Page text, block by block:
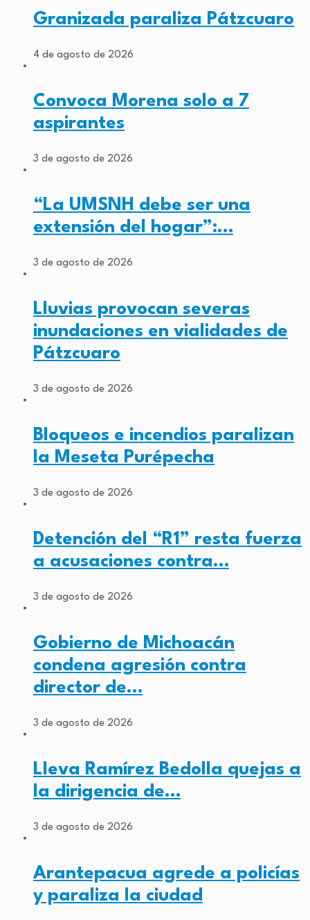
Granizada paraliza Pátzcuaro
4 de agosto de 2026
Convoca Morena solo a 7
aspirantes
3 de agosto de 2026
“La UMSNH debe ser una
extensión del hogar”:…
3 de agosto de 2026
Lluvias provocan severas
inundaciones en vialidades de
Pátzcuaro
3 de agosto de 2026
Bloqueos e incendios paralizan
la Meseta Purépecha
3 de agosto de 2026
Detención del “R1” resta fuerza
a acusaciones contra…
3 de agosto de 2026
Gobierno de Michoacán
condena agresión contra
director de…
3 de agosto de 2026
Lleva Ramírez Bedolla quejas a
la dirigencia de…
3 de agosto de 2026
Arantepacua agrede a policías
y paraliza la ciudad